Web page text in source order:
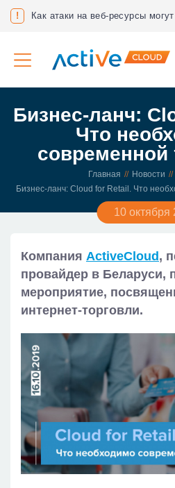
! Соответствие ФЗ 152 «О
Бизнес-ланч:
Что
современной
Главная Новости
Бизнес-ланч: Cloud for Retail. Что
10 октября
Компания ActiveCloud ,
провайдер в Беларуси,
мероприятие,
интернет-торговли.